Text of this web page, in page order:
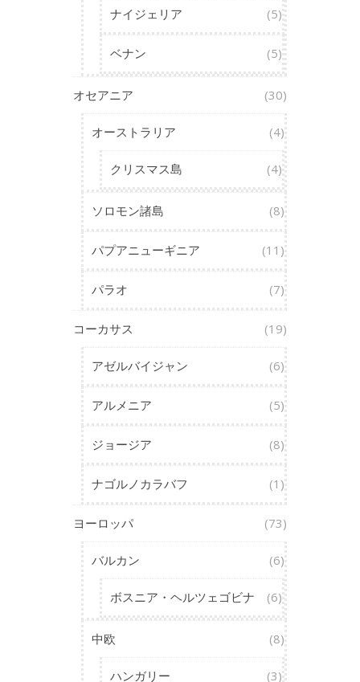
ナイジェリア (5)
ベナン (5)
オセアニア (30)
オーストラリア (4)
クリスマス島 (4)
ソロモン諸島 (8)
パプアニューギニア (11)
パラオ (7)
コーカサス (19)
アゼルバイジャン (6)
アルメニア (5)
ジョージア (8)
ナゴルノカラバフ (1)
ヨーロッパ (73)
バルカン (6)
ボスニア・ヘルツェゴビナ (6)
中欧 (8)
ハンガリー (3)